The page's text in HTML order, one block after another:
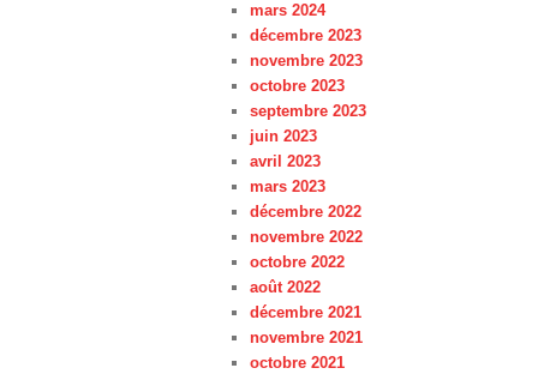
mars 2024
décembre 2023
novembre 2023
octobre 2023
septembre 2023
juin 2023
avril 2023
mars 2023
décembre 2022
novembre 2022
octobre 2022
août 2022
décembre 2021
novembre 2021
octobre 2021